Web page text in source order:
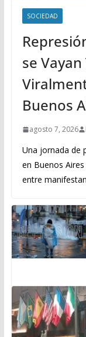
SOCIEDAD
se
Buenos
agosto 7, 2026
Una jornada de
en Buenos
entre